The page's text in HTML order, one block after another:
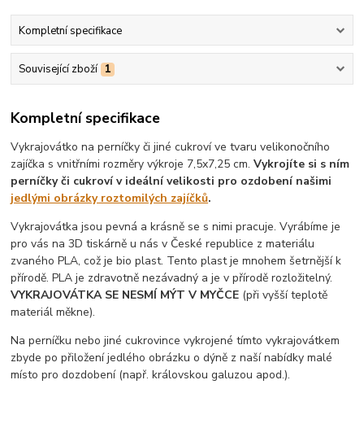
Kompletní specifikace
Související zboží 1
Kompletní specifikace
Vykrajovátko na perníčky či jiné cukroví ve tvaru velikonočního
zajíčka s vnitřními rozměry výkroje 7,5x7,25 cm.Vykrojíte si s ním
perníčky či cukroví v ideální velikosti pro ozdobení našimi
jedlými obrázky roztomilých zajíčků.
Vykrajovátka jsou pevná a krásně se s nimi pracuje. Vyrábíme je
pro vás na 3D tiskárně u nás v České republice z materiálu
zvaného PLA, což je bio plast. Tento plast je mnohem šetrnější k
přírodě. PLA je zdravotně nezávadný a je v přírodě rozložitelný.
VYKRAJOVÁTKA SE NESMÍ MÝT V MYČCE (při vyšší teplotě
materiál měkne).
Na perníčku nebo jiné cukrovince vykrojené tímto vykrajovátkem
zbyde po přiložení jedlého obrázku o dýně z naší nabídky malé
místo pro dozdobení (např. královskou galuzou apod.).